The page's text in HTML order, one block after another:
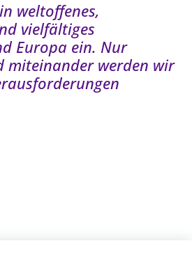
weltoffenes,
vielfältiges
Europa ein. Nur
miteinander werden wir